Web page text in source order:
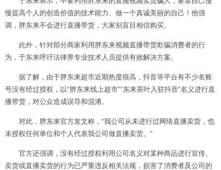
慢提高个人的创造价值的技术能力、做一个真诚美丽的自己！他强
调，胖东来不会进行直播带货，大家别盲目相信购买。
此外，针对部分商家利用胖东来视频直播带货欺骗消费者的行
为，于东来呼吁法律界专业技术人员提供有效解决方案。
据了解，由于胖东来超市近期热度很高，抖音等平台有不少名账
号没有经过授权，以“胖东来线上超市”“东来茶叶入驻抖音”名义进行直
播带货，对公众造成误导和混淆。
对此，胖东来官方发文称，“我公司从未进行过网络直播卖货，也
未授权任何单位和个人代表我公司做直播卖货。”
官方还强调，没有经过授权利用公司名义对某种商品进行宣传、
卖货或直播卖货的行为已严重违反相关法规，损害了消费者及公司的